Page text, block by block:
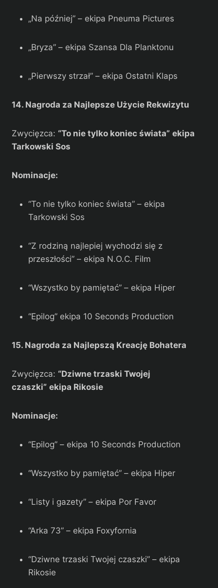
„Na później” – ekipa Pneuma Pictures
„Bryza” – ekipa Szansa Dla Planktonu
„Pierwszy strzał” – ekipa Ostatni Klaps
14. Nagroda za Najlepsze Użycie Rekwizytu
Zwycięzca: “To nie tylko koniec świata” ekipa
Tarkowski Sos
Nominacje:
“To nie tylko koniec świata” – ekipa
Tarkowski Sos
“Z rodziną najlepiej wychodzi się z
przeszłości” – ekipa N.O.C. Film
“Wszystko by pamiętać” – ekipa Hiper
“Epilog” ekipa 10 Seconds Production
15. Nagroda za Najlepszą Kreację Bohatera
Zwycięzca: “Dziwne trzaski Twojej
czaszki” ekipa Rikosie
Nominacje:
“Epilog” – ekipa 10 Seconds Production
“Wszystko by pamiętać” – ekipa Hiper
“Listy i gazety” – ekipa Por Favor
“Arka 73” – ekipa Foxyfornia
“Dziwne trzaski Twojej czaszki” – ekipa
Rikosie